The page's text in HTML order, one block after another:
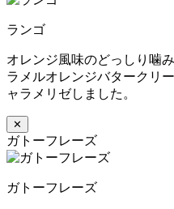
ランゴ
オレンジ風味のどっしり噛
ラメルオレンジバタークリ
ャラメリゼしました。
✕
ガトーフレーズ
ガトーフレーズ